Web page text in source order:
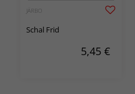
JÄRBO
Schal Frid
5,45 €